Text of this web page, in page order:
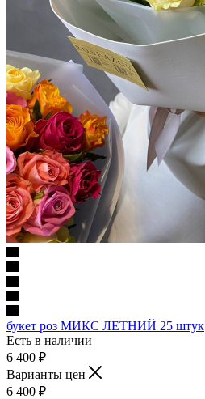
букет роз МИКС ЛЕТНИЙ 25 штук
Есть в наличии
6 400 ₽
Варианты цен
6 400 ₽